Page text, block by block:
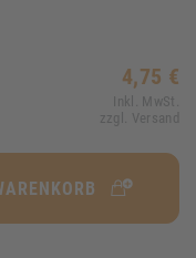
4,75 €
Inkl. MwSt.
zzgl. Versand